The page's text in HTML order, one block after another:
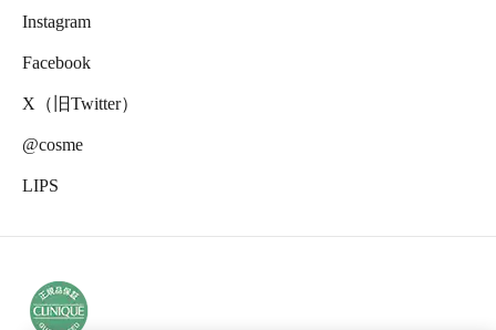
Instagram
Facebook
X（旧Twitter）
@cosme
LIPS